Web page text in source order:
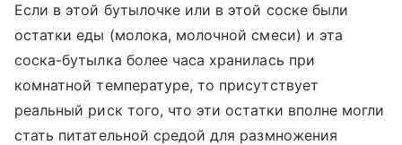
Если в этой бутылочке или в этой соске были
остатки еды (молока, молочной смеси) и эта
соска-бутылка более часа хранилась при
комнатной температуре, то присутствует
реальный риск того, что эти остатки вполне могли
стать питательной средой для размножения